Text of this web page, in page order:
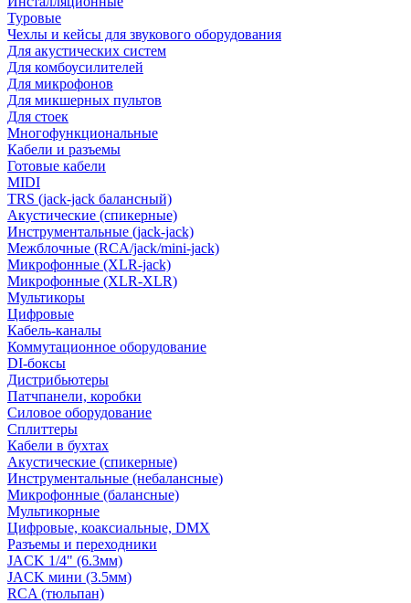
Туровые
Чехлы и кейсы для звукового оборудования
Для акустических систем
Для комбоусилителей
Для микрофонов
Для микшерных пультов
Для стоек
Многофункциональные
Кабели и разъемы
Готовые кабели
MIDI
TRS (jack-jack балансный)
Акустические (спикерные)
Инструментальные (jack-jack)
Межблочные (RCA/jack/mini-jack)
Микрофонные (XLR-jack)
Микрофонные (XLR-XLR)
Мультикоры
Цифровые
Кабель-каналы
Коммутационное оборудование
DI-боксы
Дистрибьютеры
Патчпанели, коробки
Силовое оборудование
Сплиттеры
Кабели в бухтах
Акустические (спикерные)
Инструментальные (небалансные)
Микрофонные (балансные)
Мультикорные
Цифровые, коаксиальные, DMX
Разъемы и переходники
JACK 1/4" (6.3мм)
JACK мини (3.5мм)
RCA (тюльпан)